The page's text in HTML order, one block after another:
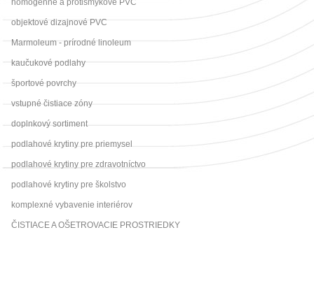
homogénne a protišmykové PVC
objektové dizajnové PVC
Marmoleum - prírodné linoleum
kaučukové podlahy
športové povrchy
vstupné čistiace zóny
doplnkový sortiment
podlahové krytiny pre priemysel
podlahové krytiny pre zdravotníctvo
podlahové krytiny pre školstvo
komplexné vybavenie interiérov
ČISTIACE A OŠETROVACIE PROSTRIEDKY